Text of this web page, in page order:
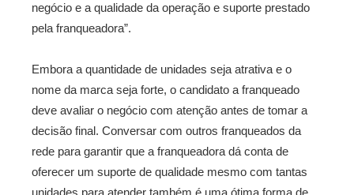
negócio e a qualidade da operação e suporte prestado
pela franqueadora”.
Embora a quantidade de unidades seja atrativa e o
nome da marca seja forte, o candidato a franqueado
deve avaliar o negócio com atenção antes de tomar a
decisão final. Conversar com outros franqueados da
rede para garantir que a franqueadora dá conta de
oferecer um suporte de qualidade mesmo com tantas
unidades para atender também é uma ótima forma de